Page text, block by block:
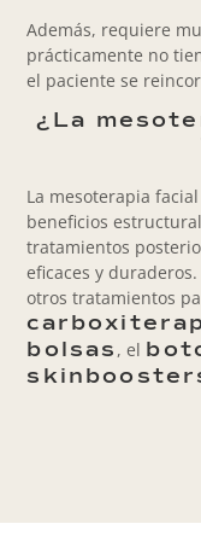
Además, requiere
prácticamente no
el paciente se
¿La
La mesoterapia
beneficios
tratamientos
eficaces y
otros tratamientos
bolsas , el